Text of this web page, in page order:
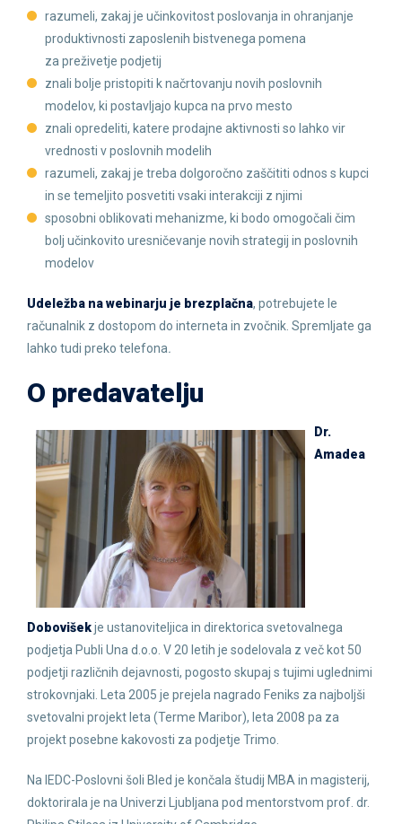
razumeli, zakaj je učinkovitost poslovanja in ohranjanje
produktivnosti zaposlenih bistvenega pomena
za preživetje podjetij
znali bolje pristopiti k načrtovanju novih poslovnih
modelov, ki postavljajo kupca na prvo mesto
znali opredeliti, katere prodajne aktivnosti so lahko vir
vrednosti v poslovnih modelih
razumeli, zakaj je treba dolgoročno zaščititi odnos s kupci
in se temeljito posvetiti vsaki interakciji z njimi
sposobni oblikovati mehanizme, ki bodo omogočali čim
bolj učinkovito uresničevanje novih strategij in poslovnih
modelov
Udeležba na webinarju je brezplačna, potrebujete le
računalnik z dostopom do interneta in zvočnik. Spremljate ga
lahko tudi preko telefona.
O predavatelju
Dr.
Amadea
Dobovišekje ustanoviteljica in direktorica svetovalnega
podjetja Publi Una d.o.o. V 20 letih je sodelovala z več kot 50
podjetji različnih dejavnosti, pogosto skupaj s tujimi uglednimi
strokovnjaki. Leta 2005 je prejela nagrado Feniks za najboljši
svetovalni projekt leta (Terme Maribor), leta 2008 pa za
projekt posebne kakovosti za podjetje Trimo.
Na IEDC-Poslovni šoli Bled je končala študij MBA in magisterij,
doktorirala je na Univerzi Ljubljana pod mentorstvom prof. dr.